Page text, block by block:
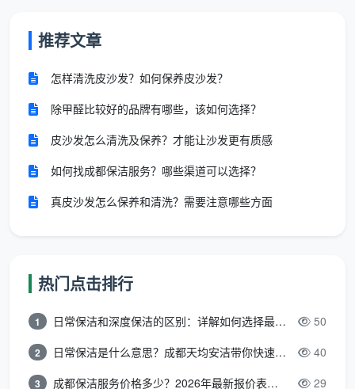
无论找哪个团队，自己掌握几个简单的查验方法，
才能把“标准”落到实处。可以借鉴天均安洁的简版自检
在光束中立刻现形。
等位置，用干燥白布轻轻擦拭，看是否留色。
没有水泥残渣泛出。
这些方法直接对应了精开荒标准里的验收底线，也
同时能满足日常居住级 精保洁标准的细节要求。如果每
推荐文章
怎样清洗皮沙发？如何保养皮沙发？
除甲醛比较好的品牌有哪些，该如何选择？
皮沙发怎么清洗及保养？才能让沙发更有质感
如何找成都保洁服务？哪些渠道可以选择？
真皮沙发怎么保养和清洗？需要注意哪些方面
热门点击排行
1 日常保洁和深度保洁的区别：详解如何选择最适合的清洁服务 50
2 日常保洁是什么意思？成都天均安洁带你快速区分“日常vs深度vs开荒” 40
3 成都保洁服务价格多少？2026年最新报价表来了，这一篇看透所有费用 29